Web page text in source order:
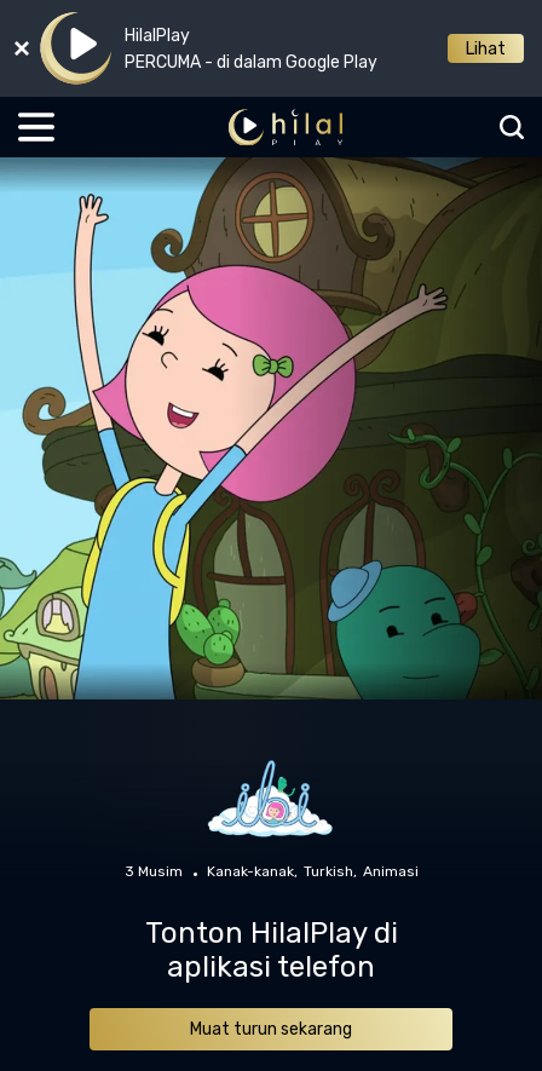
HilalPlay
PERCUMA - di dalam Google Play
Lihat
3 Musim Kanak-kanak Turkish Animasi
Tonton HilalPlay di
aplikasi telefon
Muat turun sekarang